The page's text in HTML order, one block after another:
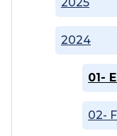
2024
01-
02-